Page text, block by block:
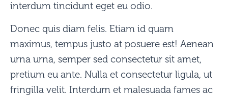
interdum tincidunt eget eu odio.
Donec quis diam felis. Etiam id quam
maximus, tempus justo at posuere est! Aenean
urna urna, semper sed consectetur sit amet,
pretium eu ante. Nulla et consectetur ligula, ut
fringilla velit. Interdum et malesuada fames ac